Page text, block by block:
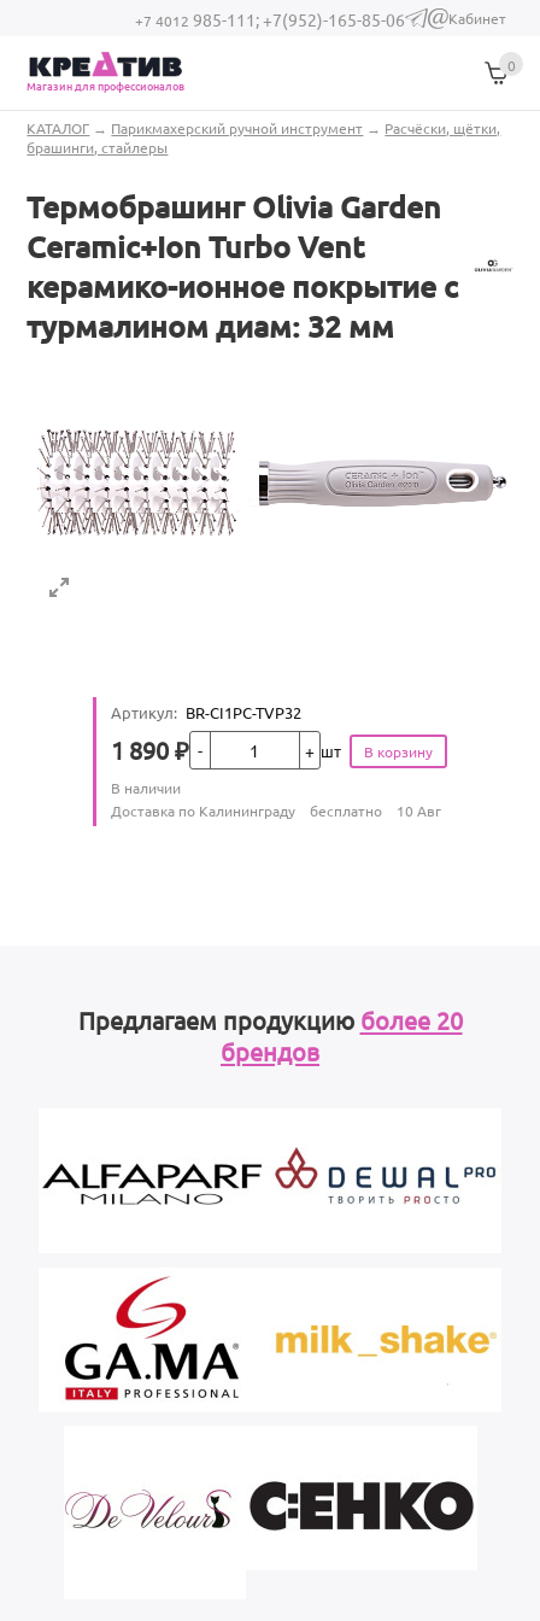
Перейти к основному содержанию
+7 4012 985-111;+7(952)-165-85-06
(link sends e-
Кабинет
Магазин для профессионалов
0
Вы здесь
КАТАЛОГ → Парикмахерский ручной инструмент → Расчёски, щётки,
брашинги, стайлеры
Термобрашинг Olivia Garden
Ceramic+Ion Turbo Vent
керамико-ионное покрытие с
турмалином диам: 32 мм
Артикул: BR-CI1PC-TVP32
Цена
1 890 ₽Кол-во шт
Количество
В наличии
Условия доставки
Доставка по Калининграду бесплатно 10 Авг
Предлагаем продукцию более 20
брендов